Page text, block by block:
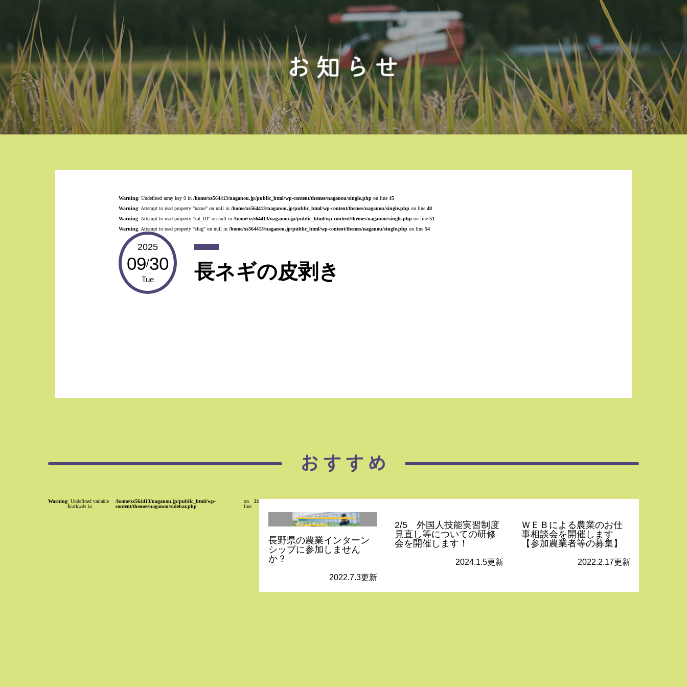
Warning: Undefined array key 0 in /home/xs564413/naganou.jp/public_html/wp-content/themes/naganou/single.phpon line 45
Warning: Attempt to read property "name" on null in /home/xs564413/naganou.jp/public_html/wp-content/themes/naganou/single.phpon line 48
Warning: Attempt to read property "cat_ID" on null in /home/xs564413/naganou.jp/public_html/wp-content/themes/naganou/single.phpon line 51
Warning: Attempt to read property "slug" on null in /home/xs564413/naganou.jp/public_html/wp-content/themes/naganou/single.phpon line 54
2025
09/30
Tue 長ネギの皮剥き
Warning: Undefined variable
$catkwds in
/home/xs564413/naganou.jp/public_html/wp-
content/themes/naganou/sidebar.php
on
line
21
長野県の農業インターン
シップに参加しません
か？
2022.7.3更新
2/5 外国人技能実習制度
見直し等についての研修
会を開催します！
2024.1.5更新
ＷＥＢによる農業のお仕
事相談会を開催します
【参加農業者等の募集】
2022.2.17更新